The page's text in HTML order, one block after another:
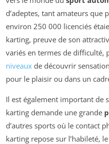
d’adeptes, tant amateurs que
environ 250 000 licenciés
karting, preuve de son
variés en termes de difficulté,
niveaux de découvrir
pour le plaisir ou dans un
Il est également important de
karting demande une grande
d’autres sports où le contact
karting repose sur l’habileté,